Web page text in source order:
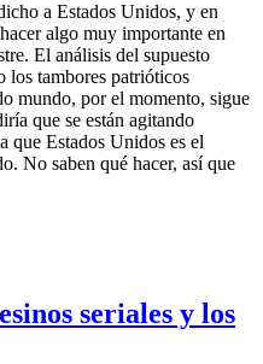
a Estados Unidos, y en
algo muy importante en
El análisis del supuesto
los tambores patrióticos
mundo, por el momento, sigue
que se están agitando
que Estados Unidos es el
No saben qué hacer, así que
seriales y los